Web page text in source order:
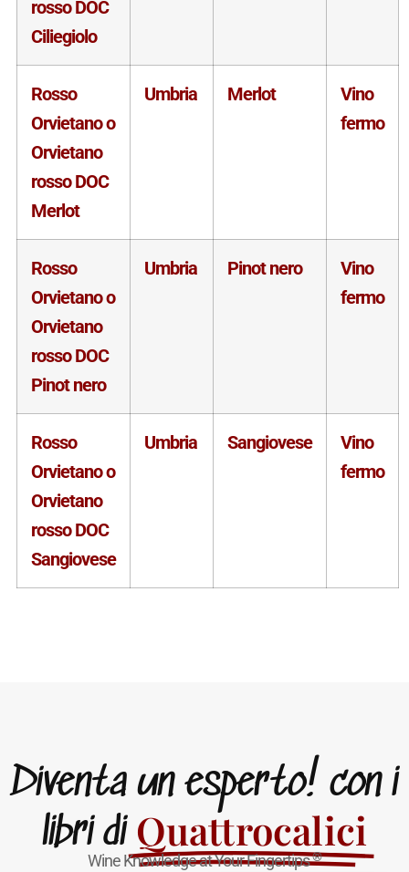
rosso DOC
Ciliegiolo
Rosso
Orvietano o
Orvietano
rosso DOC
Merlot
Umbria Merlot
Vino
fermo
Rosso
Orvietano o
Orvietano
rosso DOC
Pinot nero
Umbria Pinot nero
Vino
fermo
Rosso
Orvietano o
Orvietano
rosso DOC
Sangiovese
Umbria Sangiovese
Vino
fermo
Diventa un esperto! con i
libri di Quattrocalici
Wine Knowledge at Your Fingertips®